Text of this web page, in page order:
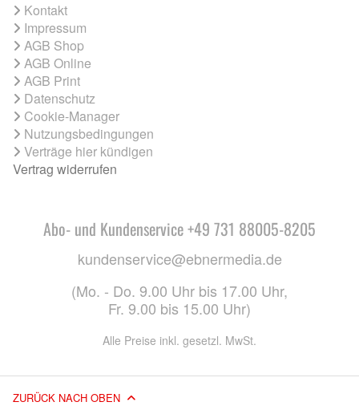
Kontakt
Impressum
AGB Shop
AGB Online
AGB Print
Datenschutz
Cookie-Manager
Nutzungsbedingungen
Verträge hier kündigen
Vertrag widerrufen
Abo- und Kundenservice +49 731 88005-8205
kundenservice@ebnermedia.de
(Mo. - Do. 9.00 Uhr bis 17.00 Uhr,
Fr. 9.00 bis 15.00 Uhr)
Alle Preise inkl. gesetzl. MwSt.
ZURÜCK NACH OBEN